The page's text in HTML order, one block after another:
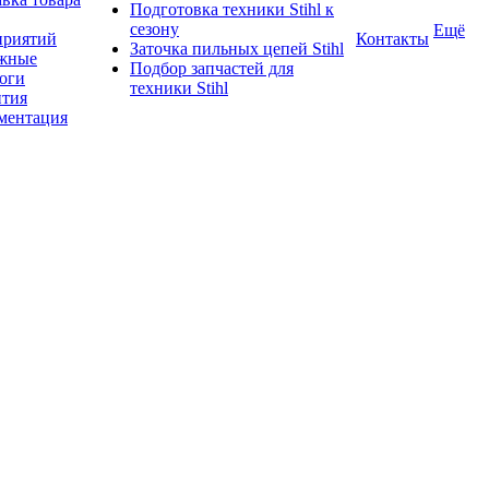
Подготовка техники Stihl к
сезону
Заточка пильных цепей Stihl
Подбор запчастей для
техники Stihl
Контакты Ещё